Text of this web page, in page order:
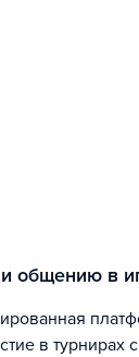
и общению в
в турнирах